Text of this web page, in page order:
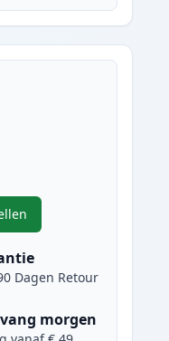
te passen
2 stuks Canon CLI-526M
Dagen Retour
morgen